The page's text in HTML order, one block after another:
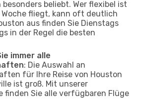
beliebt. Wer flexibel ist
fliegt, kann oft deutlich
aus finden Sie Dienstags
in der Regel die besten
immer alle
: Die Auswahl an
für Ihre Reise von Houston
ist groß. Mit unserer
finden Sie alle verfügbaren Flüge